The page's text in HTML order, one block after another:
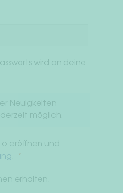
wird an deine
Neuigkeiten
möglich.
eröffnen und
. *
erhalten.